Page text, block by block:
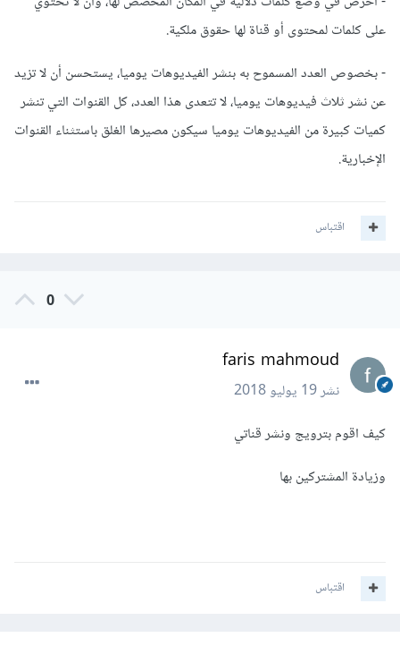
على كلمات لمحتوى أو قناة لها حقوق ملكية.
- بخصوص العدد المسموح به بنشر الفيديوهات يوميا، يستحسن أن لا تزيد
عن نشر ثلاث فيديوهات يوميا، لا تتعدى هذا العدد، كل القنوات التي تنشر
كميات كبيرة من الفيديوهات يوميا سيكون مصيرها الغلق باستثناء القنوات
الإخبارية.
اقتباس
0
faris mahmoud
نشر19 يوليو 2018
كيف اقوم بترويج ونشر قناتي
وزيادة المشتركين بها
اقتباس